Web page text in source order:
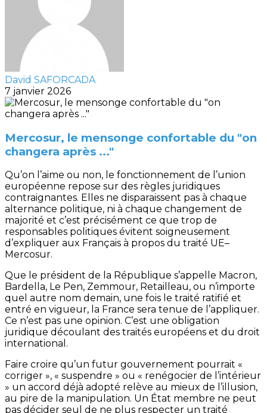
David SAFORCADA
7 janvier 2026
Mercosur, le mensonge confortable du "on
changera après ..."
Qu’on l’aime ou non, le fonctionnement de l’union
européenne repose sur des règles juridiques
contraignantes. Elles ne disparaissent pas à chaque
alternance politique, ni à chaque changement de
majorité et c’est précisément ce que trop de
responsables politiques évitent soigneusement
d’expliquer aux Français à propos du traité UE–
Mercosur.
Que le président de la République s’appelle Macron,
Bardella, Le Pen, Zemmour, Retailleau, ou n’importe
quel autre nom demain, une fois le traité ratifié et
entré en vigueur, la France sera tenue de l’appliquer.
Ce n’est pas une opinion. C’est une obligation
juridique découlant des traités européens et du droit
international.
Faire croire qu’un futur gouvernement pourrait «
corriger », « suspendre » ou « renégocier de l’intérieur
» un accord déjà adopté relève au mieux de l’illusion,
au pire de la manipulation. Un État membre ne peut
pas décider seul de ne plus respecter un traité